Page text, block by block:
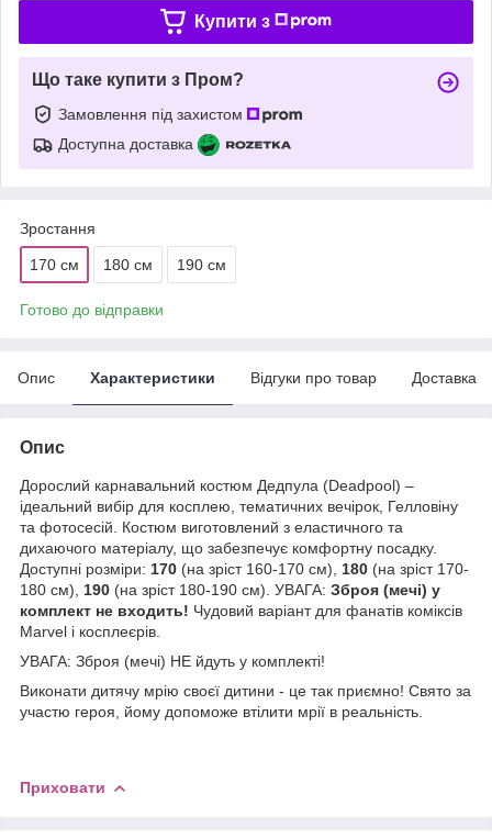
Купити з
Що таке купити з Пром?
Замовлення під захистом
Доступна доставка
Зростання
170 см 180 см 190 см
Готово до відправки
Опис Характеристики Відгуки про товар Доставка
Опис
Дорослий карнавальний костюм Дедпула (Deadpool) –
ідеальний вибір для косплею, тематичних вечірок, Гелловіну
та фотосесій. Костюм виготовлений з еластичного та
дихаючого матеріалу, що забезпечує комфортну посадку.
Доступні розміри: 170 (на зріст 160-170 см), 180 (на зріст 170-
180 см), 190 (на зріст 180-190 см). УВАГА: Зброя (мечі) у
комплект не входить! Чудовий варіант для фанатів коміксів
Marvel і косплеєрів.
УВАГА: Зброя (мечі) НЕ йдуть у комплекті!
Виконати дитячу мрію своєї дитини - це так приємно! Свято за
участю героя, йому допоможе втілити мрії в реальність.
Приховати